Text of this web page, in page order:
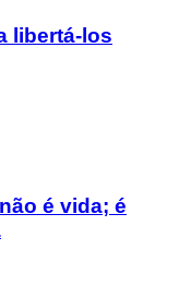
libertá-los
é vida; é